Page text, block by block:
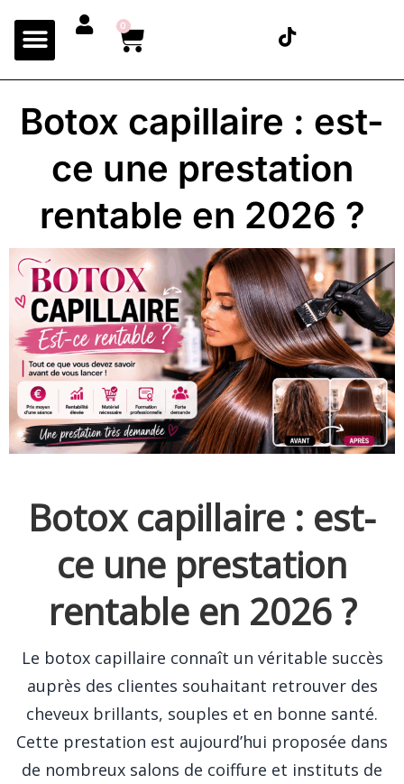
0
Botox capillaire : est-
ce une prestation
rentable en 2026 ?
Botox capillaire : est-
ce une prestation
rentable en 2026 ?
Le botox capillaire connaît un véritable succès
auprès des clientes souhaitant retrouver des
cheveux brillants, souples et en bonne santé.
Cette prestation est aujourd’hui proposée dans
de nombreux salons de coiffure et instituts de